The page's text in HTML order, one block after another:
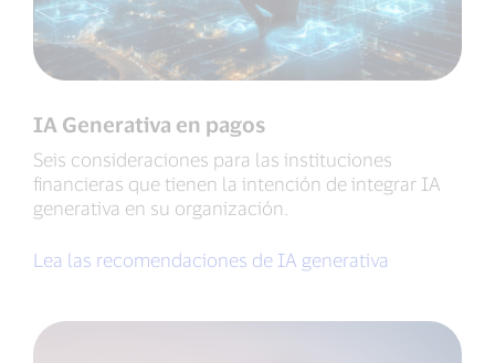
IA Generativa en pagos
Seis consideraciones para las instituciones
financieras que tienen la intención de integrar IA
generativa en su organización.
Lea las recomendaciones de IA generativa